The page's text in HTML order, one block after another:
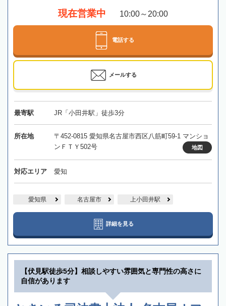
現在営業中 10:00～20:00
電話する
メールする
最寄駅 JR「小田井駅」徒歩3分
所在地
〒452-0815 愛知県名古屋市西区八筋町59-1 マンショ
ンＦＴＹ502号
地図
対応エリア 愛知
愛知県 名古屋市 上小田井駅
詳細を見る
【伏見駅徒歩5分】相談しやすい雰囲気と専門性の高さに
自信があります